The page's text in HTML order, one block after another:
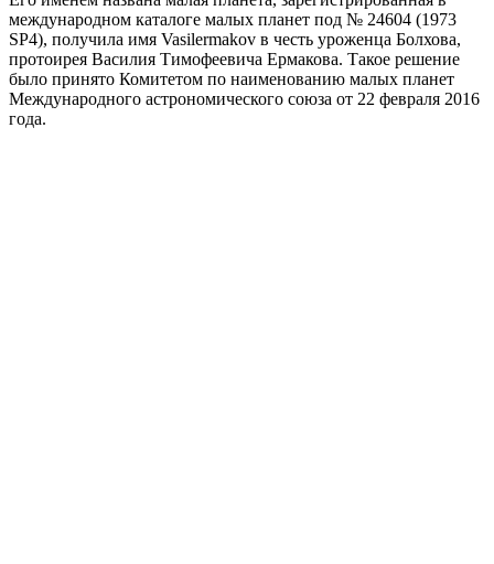
международном каталоге малых планет под № 24604 (1973
SP4), получила имя Vasilermakov в честь уроженца Болхова,
протоирея Василия Тимофеевича Ермакова. Такое решение
было принято Комитетом по наименованию малых планет
Международного астрономического союза от 22 февраля 2016
года.